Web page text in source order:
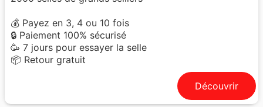
💰 Payez en 3, 4 ou 10 fois
🔒 Paiement 100% sécurisé
🥳 7 jours pour essayer la selle
📦 Retour gratuit
Découvrir